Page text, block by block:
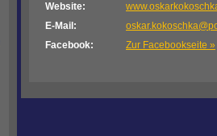
Website:
E-Mail:
Facebook:
Zur Facebookseite »